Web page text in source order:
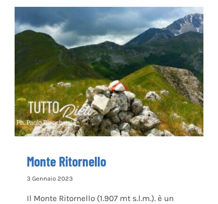
Monte Ritornello
Monte Ritornello
3 Gennaio 2023
Il Monte Ritornello (1.907 mt s.l.m.). è un